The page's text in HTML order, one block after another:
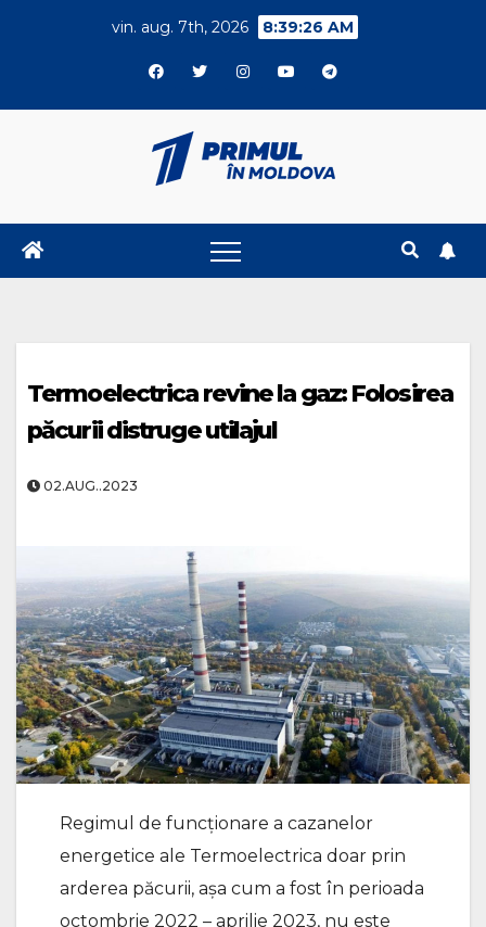
vin. aug. 7th, 2026 8:39:27 AM
Termoelectrica revine la gaz: Folosirea
păcurii distruge utilajul
02.AUG..2023
Regimul de funcționare a cazanelor
energetice ale Termoelectrica doar prin
arderea păcurii, aşa cum a fost în perioada
octombrie 2022 – aprilie 2023, nu este